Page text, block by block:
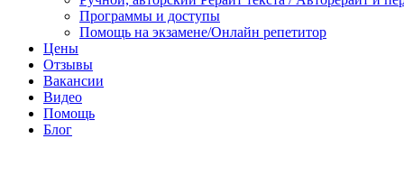
Программы и доступы
Помощь на экзамене/Онлайн репетитор
Цены
Отзывы
Вакансии
Видео
Помощь
Блог